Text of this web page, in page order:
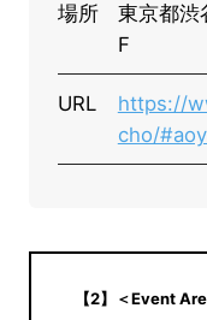
場所
東京都渋
F
URL
https://
cho/
【2】＜Event